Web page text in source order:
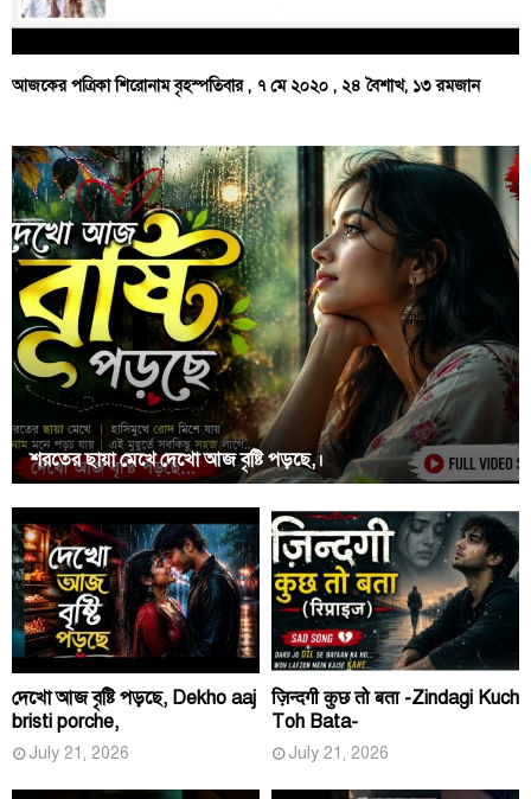
আজকের পত্রিকা শিরোনাম বৃহস্পতিবার , ৭ মে ২০২০ , ২৪ বৈশাখ, ১৩ রমজান
শরতের ছায়া মেখে দেখো আজ বৃষ্টি পড়ছে,।
দেখো আজ বৃষ্টি পড়ছে, Dekho aaj
bristi porche,
July 21, 2026
ज़िन्दगी कुछ तो बता -Zindagi Kuch
Toh Bata-
July 21, 2026